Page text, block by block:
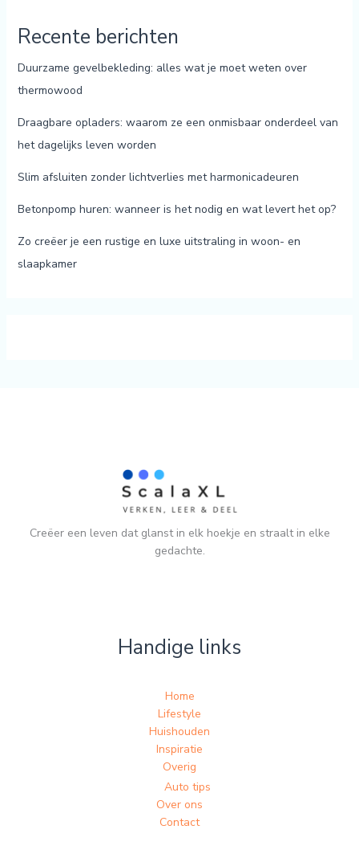
Recente berichten
Duurzame gevelbekleding: alles wat je moet weten over
thermowood
Draagbare opladers: waarom ze een onmisbaar onderdeel van
het dagelijks leven worden
Slim afsluiten zonder lichtverlies met harmonicadeuren
Betonpomp huren: wanneer is het nodig en wat levert het op?
Zo creëer je een rustige en luxe uitstraling in woon- en
slaapkamer
Creëer een leven dat glanst in elk hoekje en straalt in elke
gedachte.
Handige links
Home
Lifestyle
Huishouden
Inspiratie
Overig
Auto tips
Over ons
Contact